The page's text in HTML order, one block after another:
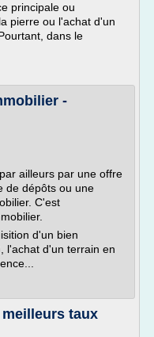
principale ou
pierre ou l'achat d'un
dans le
-
ailleurs par une offre
de dépôts ou une
C'est
d'un bien
l'achat d'un terrain en
taux